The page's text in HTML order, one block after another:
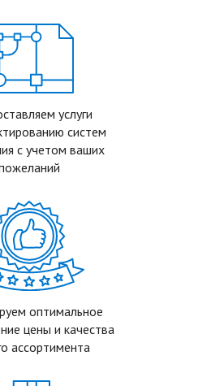
услуги
систем
с учетом ваших
оптимальное
цены и качества
ассортимента